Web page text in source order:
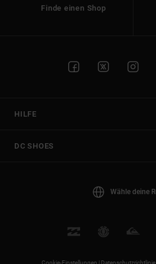
Finde einen Shop
HILFE
DC SHOES
Wähle deine
Cookie-Einstellungen | Datenschutzrichtlinie